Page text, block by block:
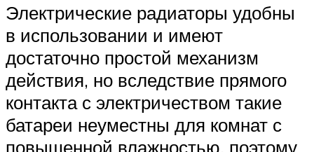
Электрические радиаторы удобны
в использовании и имеют
достаточно простой механизм
действия, но вследствие прямого
контакта с электричеством такие
батареи неуместны для комнат с
повышенной влажностью, поэтому